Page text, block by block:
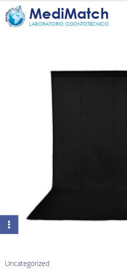
MediMatch
LABORATORIO ODONTOTECNICO
Uncategorized